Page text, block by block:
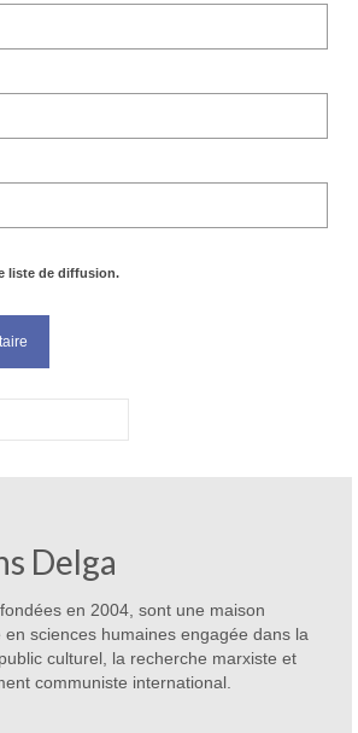
liste de diffusion.
Delga
en 2004, sont une maison
en sciences humaines engagée dans la
culturel, la recherche marxiste et
communiste international.